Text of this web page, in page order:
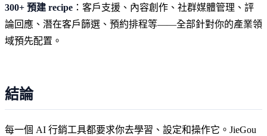
300+ 預建 recipe ：客戶支援、內容創作、社群媒體管理、評
論回應、潛在客戶篩選、預約排程等——全部針對你的產業領
域預先配置。
結論
每一個 AI 行銷工具都要求你去學習、設定和操作它。JieGou